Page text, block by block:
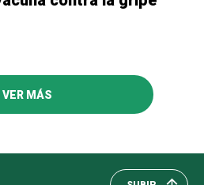
VER MÁS